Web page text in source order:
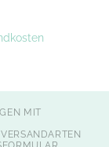
MIT
VERSANDARTEN